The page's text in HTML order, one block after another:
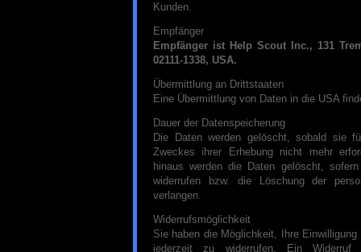
Kunden.
Empfänger
Empfänger ist Help Scout Inc., 131
02111-1338, USA.
Übermittlung an Drittstaaten
Eine Übermittlung von Daten in die USA
Dauer der Datenspeicherung
Die Daten werden gelöscht, sobald sie
Zweckes ihrer Erhebung nicht mehr
hinaus werden die Daten gelöscht,
widerrufen bzw. die Löschung der
verlangen.
Widerrufsmöglichkeit
Sie haben die Möglichkeit, Ihre Einwilligung
jederzeit zu widerrufen. Ein